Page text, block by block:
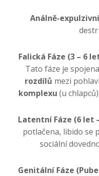
Análně-
Falická Fáze (3 – 6
Tato fáze je
rozdílů mezi
komplexu (u
Latentní Fáze (6 let
potlačena, libido se
sociální
Genitální Fáze